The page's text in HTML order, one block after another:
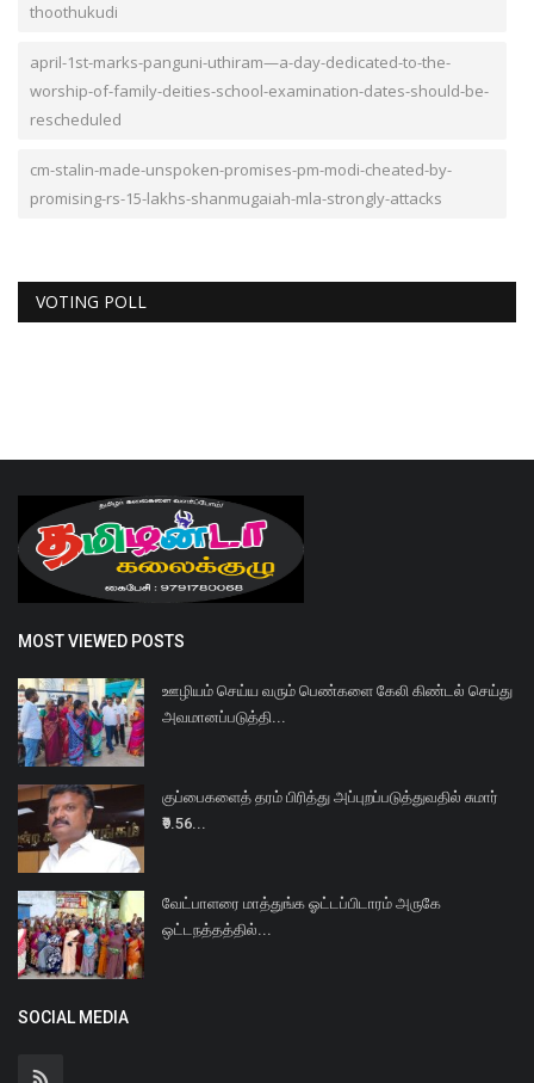
thoothukudi
april-1st-marks-panguni-uthiram—a-day-dedicated-to-the-
worship-of-family-deities-school-examination-dates-should-be-
rescheduled
cm-stalin-made-unspoken-promises-pm-modi-cheated-by-
promising-rs-15-lakhs-shanmugaiah-mla-strongly-attacks
VOTING POLL
MOST VIEWED POSTS
ஊழியம் செய்ய வரும் பெண்களை கேலி கிண்டல் செய்து
அவமானப்படுத்தி...
குப்பைகளைத் தரம் பிரித்து அப்புறப்படுத்துவதில் சுமார்
₹9.56...
வேட்பாளரை மாத்துங்க ஓட்டப்பிடாரம் அருகே
ஒட்டநத்தத்தில்...
SOCIAL MEDIA